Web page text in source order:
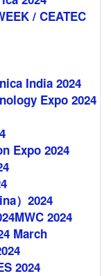
/ CEATEC
India 2024
Expo 2024
Expo 2024
）2024
MWC 2024
March
2024